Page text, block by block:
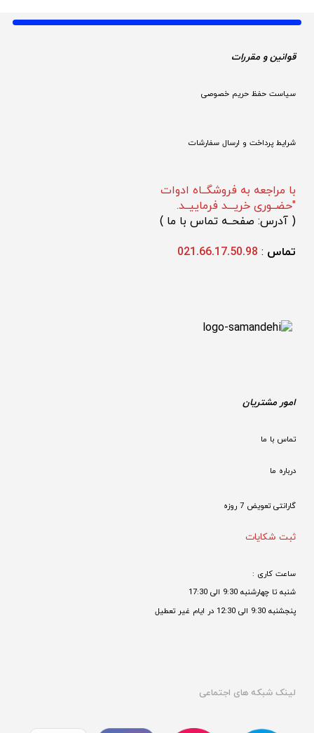
قوانین و مقررات
سیاست حفظ حریم خصوصی
شرایط پرداخت و ارسال سفارشات
با مراجعه به فروشگــاه ادوات
"حضــوری خریـــد فرماییــد.
( آدرس: صفحــه تماس با ما )
تماس :
021.66.17.50.98
امور مشتریان
تماس با ما
درباره ما
گارانتی تعویض 7 روزه
ثبت شکایات
ساعت کاری :
شنبه تا چهارشنبه 9:30 الی 17:30
پنجشنبه 9:30 الی 12:30 در ایام غیر تعطیل
لینک شبکه های اجتماعی